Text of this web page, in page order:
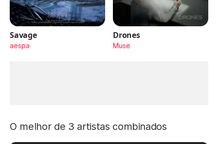
Savage
aespa
Drones
Muse
O melhor de 3 artistas combinados